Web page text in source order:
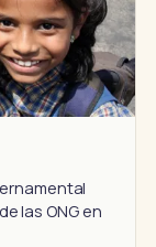
las ONG en